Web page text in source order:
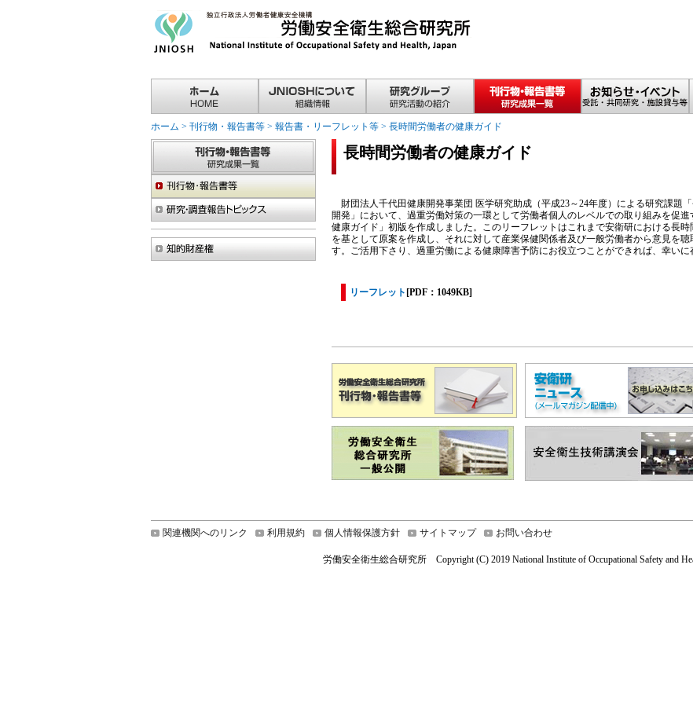
ホーム > 刊行物・報告書等 > 報告書・リーフレット等 > 長時間労働者の健康ガイド
長時間労働者の健康ガイド
財団法人千代田健康開発事業団 医学研究助成（平成23～24年度）による研究課題
開発」において、過重労働対策の一環として労働者個人のレベルでの取り組みを促
健康ガイド」初版を作成しました。このリーフレットはこれまで安衛研における長
を基として原案を作成し、それに対して産業保健関係者及び一般労働者から意見を
す。ご活用下さり、過重労働による健康障害予防にお役立つことができれば、幸いに
リーフレット[PDF：1049KB]
関連機関へのリンク 利用規約 個人情報保護方針 サイトマップ お問い合わせ
労働安全衛生総合研究所 Copyright (C) 2019 National Institute of Occupational Safety and